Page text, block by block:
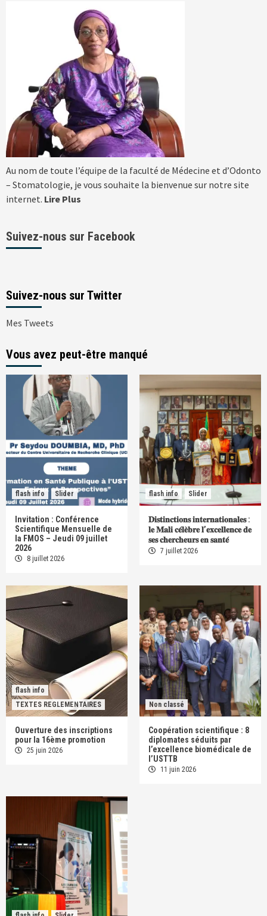
Au nom de toute l’équipe de la faculté de Médecine et d’Odonto
– Stomatologie, je vous souhaite la bienvenue sur notre site
internet. Lire Plus
Suivez-nous sur Facebook
Suivez-nous sur Twitter
Mes Tweets
Vous avez peut-être manqué
flash info Slider
Invitation : Conférence
Scientifique Mensuelle de
la FMOS – Jeudi 09 juillet
2026
8 juillet 2026
flash info Slider
𝐃𝐢𝐬𝐭𝐢𝐧𝐜𝐭𝐢𝐨𝐧𝐬 𝐢𝐧𝐭𝐞𝐫𝐧𝐚𝐭𝐢𝐨𝐧𝐚𝐥𝐞𝐬 :
𝐥𝐞 𝐌𝐚𝐥𝐢 𝐜𝐞́𝐥𝐞̀𝐛𝐫𝐞 𝐥’𝐞𝐱𝐜𝐞𝐥𝐥𝐞𝐧𝐜𝐞 𝐝𝐞
𝐬𝐞𝐬 𝐜𝐡𝐞𝐫𝐜𝐡𝐞𝐮𝐫𝐬 𝐞𝐧 𝐬𝐚𝐧𝐭𝐞́
7 juillet 2026
flash info
TEXTES REGLEMENTAIRES
Ouverture des inscriptions
pour la 16ème promotion
25 juin 2026
Non classé
Coopération scientifique : 8
diplomates séduits par
l’excellence biomédicale de
l’USTTB
11 juin 2026